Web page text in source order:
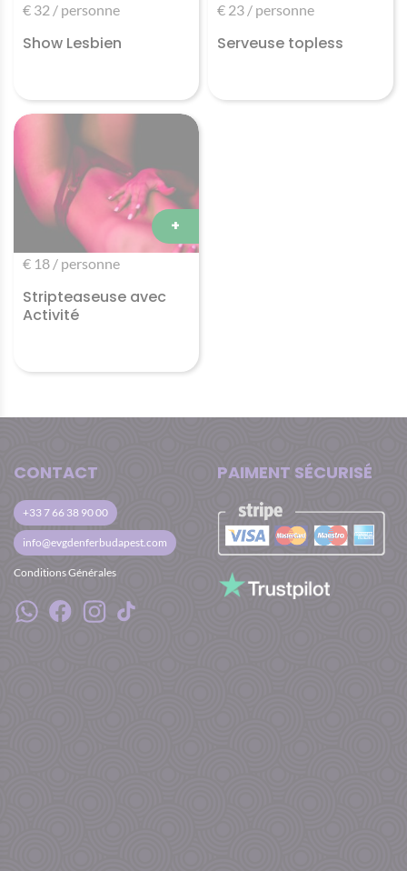
€ 32 / personne
Show Lesbien
€ 23 / personne
Serveuse topless
+
€ 18 / personne
Stripteaseuse avec
Activité
CONTACT
+33 7 66 38 90 00
info@evgdenferbudapest.com
Conditions Générales
PAIMENT SÉCURISÉ